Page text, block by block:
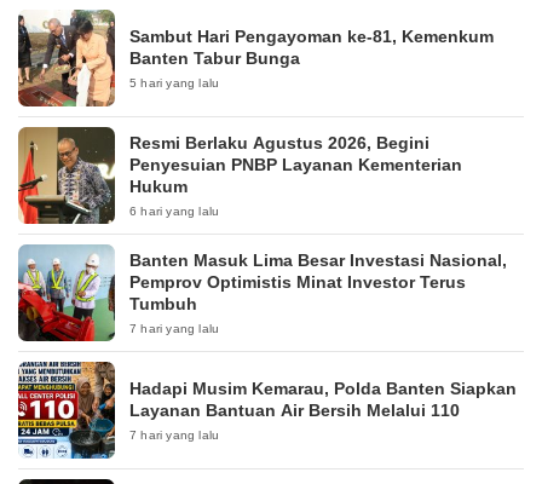
Sambut Hari Pengayoman ke-81, Kemenkum
Banten Tabur Bunga
5 hari yang lalu
Resmi Berlaku Agustus 2026, Begini
Penyesuian PNBP Layanan Kementerian
Hukum
6 hari yang lalu
Banten Masuk Lima Besar Investasi Nasional,
Pemprov Optimistis Minat Investor Terus
Tumbuh
7 hari yang lalu
Hadapi Musim Kemarau, Polda Banten Siapkan
Layanan Bantuan Air Bersih Melalui 110
7 hari yang lalu